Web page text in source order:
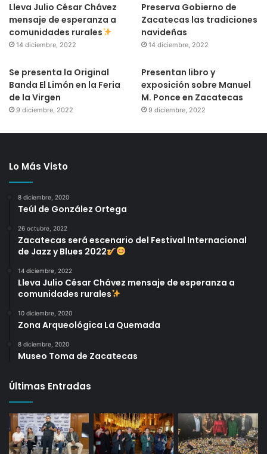
Lleva Julio César Chávez
mensaje de esperanza a
comunidades rurales
14 diciembre, 2022
Preserva Gobierno de
Zacatecas las tradiciones
navideñas
14 diciembre, 2022
Se presenta la Original
Banda El Limón en la Feria
de la Virgen
9 diciembre, 2022
Presentan libro y
exposición sobre Manuel
M. Ponce en Zacatecas
9 diciembre, 2022
Lo Más Visto
8 diciembre, 2020
Teúl de González Ortega
26 octubre, 2022
Zacatecas será escenario del Festival Internacional
de Jazz y Blues 2022
14 diciembre, 2022
Lleva Julio César Chávez mensaje de esperanza a
comunidades rurales
10 diciembre, 2020
Zona Arqueológica La Quemada
8 diciembre, 2020
Museo Toma de Zacatecas
Últimas Entradas